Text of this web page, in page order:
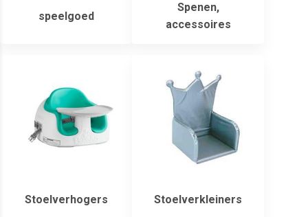
speelgoed
Spenen,
accessoires
Stoelverhogers Stoelverkleiners